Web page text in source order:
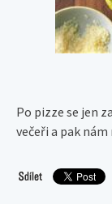
Po pizze se jen
večeři a pak